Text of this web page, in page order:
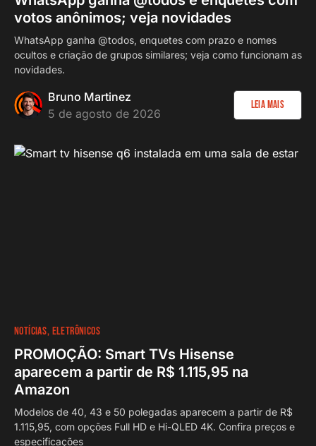
votos anônimos; veja novidades
WhatsApp ganha @todos, enquetes com prazo e nomes
ocultos e criação de grupos similares; veja como funcionam as
novidades.
Bruno Martinez
5 de agosto de 2026
Leia Mais
NOTÍCIAS ELETRÔNICOS
PROMOÇÃO: Smart TVs Hisense
aparecem a partir de R$ 1.115,95 na
Amazon
Modelos de 40, 43 e 50 polegadas aparecem a partir de R$
1.115,95, com opções Full HD e Hi-QLED 4K. Confira preços e
especificações